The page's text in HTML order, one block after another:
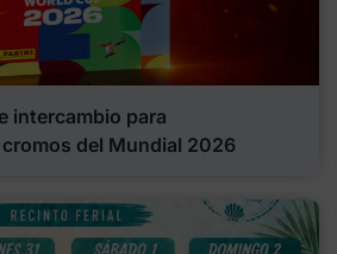
intercambio para
del Mundial 2026